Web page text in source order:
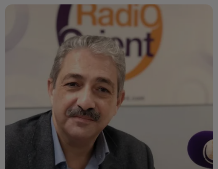
Grand angle avec Arnaud Benedetti : la réaction après la
condamnation de l’écrivain Boualem Sansal